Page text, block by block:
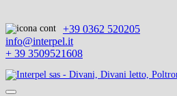
+39 0362 520205
info@interpel.it
+ 39 3509521608